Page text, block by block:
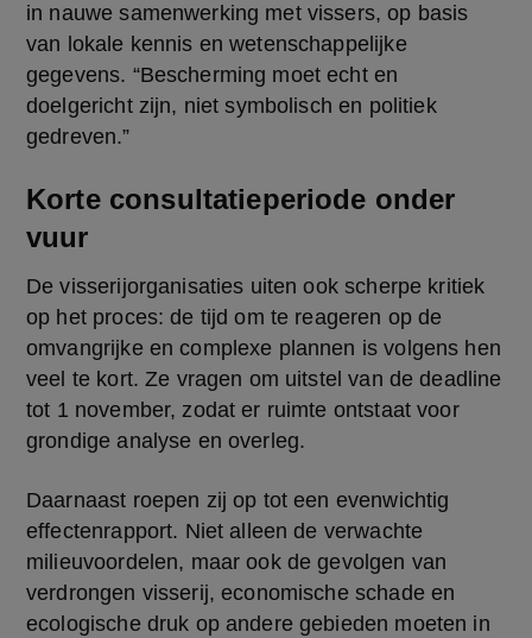
in nauwe samenwerking met vissers, op basis
van lokale kennis en wetenschappelijke
gegevens. “Bescherming moet echt en
doelgericht zijn, niet symbolisch en politiek
gedreven.”
Korte consultatieperiode onder
vuur
De visserijorganisaties uiten ook scherpe kritiek
op het proces: de tijd om te reageren op de
omvangrijke en complexe plannen is volgens hen
veel te kort. Ze vragen om uitstel van de deadline
tot 1 november, zodat er ruimte ontstaat voor
grondige analyse en overleg.
Daarnaast roepen zij op tot een evenwichtig
effectenrapport. Niet alleen de verwachte
milieuvoordelen, maar ook de gevolgen van
verdrongen visserij, economische schade en
ecologische druk op andere gebieden moeten in